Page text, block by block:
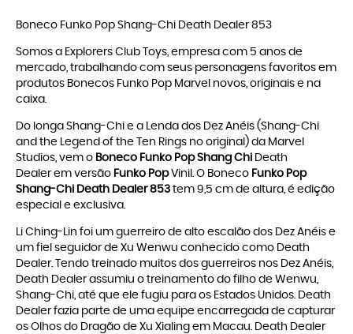
Boneco Funko Pop Shang-Chi Death Dealer 853
Somos a Explorers Club Toys, empresa com 5 anos de
mercado, trabalhando com seus personagens favoritos em
produtos Bonecos Funko Pop Marvel novos, originais e na
caixa.
Do longa Shang-Chi e a Lenda dos Dez Anéis (Shang-Chi
and the Legend of the Ten Rings no original) da Marvel
Studios, vem o Boneco Funko Pop Shang Chi Death
Dealer em versão Funko PopVinil. O Boneco Funko Pop
Shang-Chi Death Dealer 853 tem 9,5 cm de altura, é edição
especial e exclusiva.
Li Ching-Lin foi um guerreiro de alto escalão dos Dez Anéis e
um fiel seguidor de Xu Wenwu conhecido como Death
Dealer. Tendo treinado muitos dos guerreiros nos Dez Anéis,
Death Dealer assumiu o treinamento do filho de Wenwu,
Shang-Chi, até que ele fugiu para os Estados Unidos. Death
Dealer fazia parte de uma equipe encarregada de capturar
os Olhos do Dragão de Xu Xialing em Macau. Death Dealer